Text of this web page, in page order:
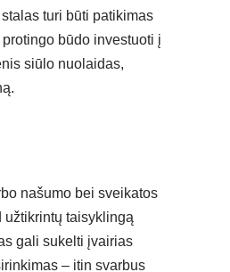
turi būti patikimas
būdo investuoti į
siūlo nuolaidas,
našumo bei sveikatos
užtikrintų taisyklingą
gali sukelti įvairias
– itin svarbus